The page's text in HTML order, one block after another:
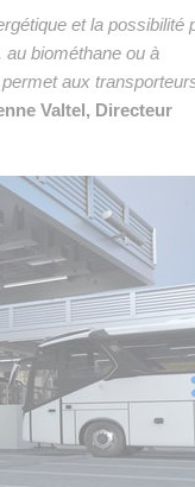
et la possibilité
au biométhane ou à
aux
Valtel, Directeur